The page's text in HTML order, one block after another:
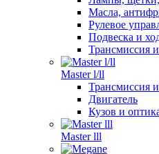
Масла,
Рулевое
Подвеска и
Трансмиссия
Master l/ll
Трансмиссия
Двигатель
Кузов и
Master lll